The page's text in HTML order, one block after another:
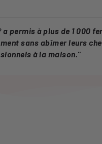
permis à plus de 1 000
sans abîmer leurs
à la maison."